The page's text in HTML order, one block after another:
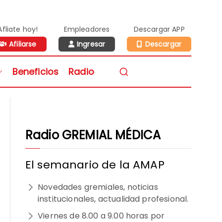
hoy!
Afiliarse
Empleadores
Ingresar
Descargar APP
Descargar
Médicos de la
Privada
Beneficios Radio
Radio GREMIAL MÉDICA
El semanario de la AMAP
Novedades gremiales, noticias
institucionales, actualidad profesional.
Viernes de 8.00 a 9.00 horas por